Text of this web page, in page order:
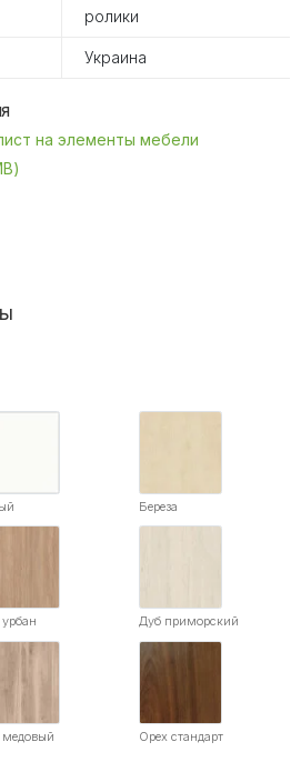
ролики
Украина
на элементы мебели
Береза
Дуб приморский
Орех стандарт